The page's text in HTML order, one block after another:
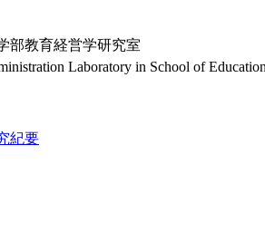
部教育経営学研究室
Laboratory in School of
紀要